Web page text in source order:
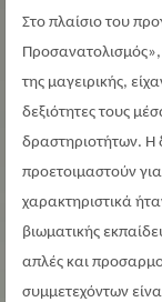
Στο πλαίσιο του
Προσανατολισμός»,
της μαγειρικής,
δεξιότητες τους
δραστηριοτήτων. Η
προετοιμαστούν
χαρακτηριστικά
βιωματικής
απλές και
συμμετεχόντων